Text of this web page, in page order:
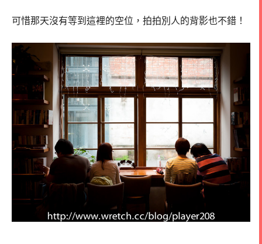
可惜那天沒有等到這裡的空位，拍拍別人的背影也不錯！